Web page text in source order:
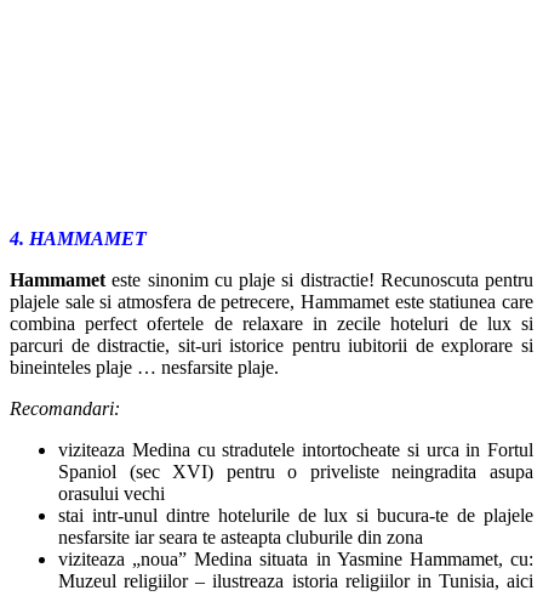
4. HAMMAMET
Hammamet este sinonim cu plaje si distractie! Recunoscuta pentru
plajele sale si atmosfera de petrecere, Hammamet este statiunea care
combina perfect ofertele de relaxare in zecile hoteluri de lux si
parcuri de distractie, sit-uri istorice pentru iubitorii de explorare si
bineinteles plaje … nesfarsite plaje.
Recomandari:
viziteaza Medina cu stradutele intortocheate si urca in Fortul
Spaniol (sec XVI) pentru o priveliste neingradita asupa
orasului vechi
stai intr-unul dintre hotelurile de lux si bucura-te de plajele
nesfarsite iar seara te asteapta cluburile din zona
viziteaza „noua” Medina situata in Yasmine Hammamet, cu:
Muzeul religiilor – ilustreaza istoria religiilor in Tunisia, aici